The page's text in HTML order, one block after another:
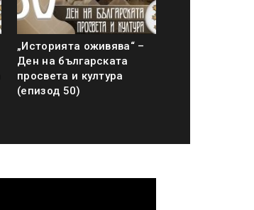
„Историята оживява“ –
Ден на българската
просвета и култура
(епизод 50)